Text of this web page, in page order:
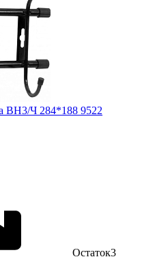
ВН3/Ч 284*188 9522
Остаток3